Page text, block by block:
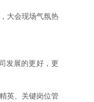
大会现场气氛热
发展的更好，更
英、关键岗位管